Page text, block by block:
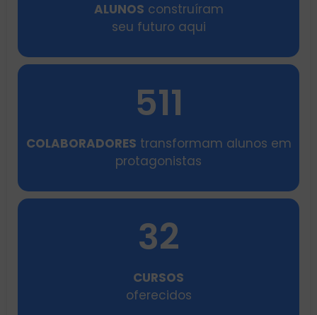
ALUNOS construíram
seu futuro aqui
511
COLABORADORES transformam alunos em
protagonistas
32
CURSOS
oferecidos